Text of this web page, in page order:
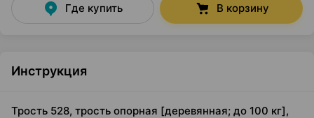
Где купить В корзину
Инструкция
Трость 528, трость опорная [деревянная; до 100 кг],